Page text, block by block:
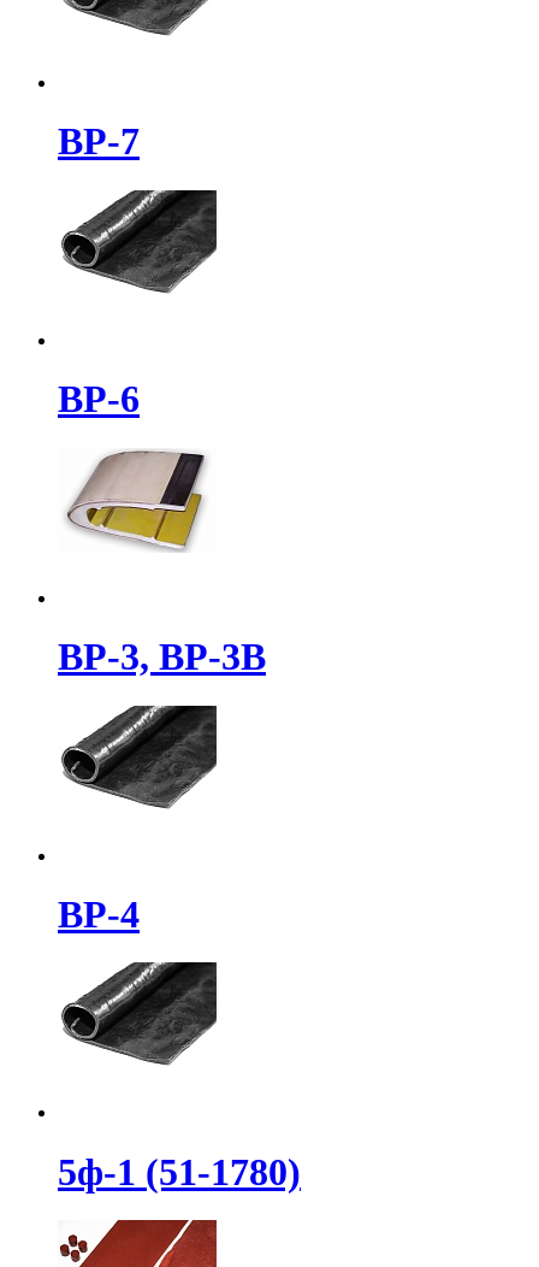
ВР-7
ВР-6
ВР-3, ВР-3В
ВР-4
5ф-1 (51-1780)